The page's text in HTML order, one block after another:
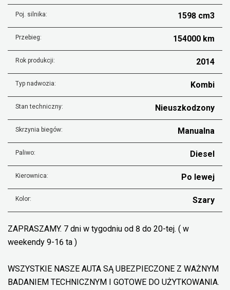
Poj. silnika: 1598 cm3
Przebieg: 154000 km
Rok produkcji: 2014
Typ nadwozia: Kombi
Stan techniczny: Nieuszkodzony
Skrzynia biegów: Manualna
Paliwo: Diesel
Kierownica: Po lewej
Kolor: Szary
ZAPRASZAMY. 7 dni w tygodniu od 8 do 20-tej. ( w
weekendy 9-16 ta )
WSZYSTKIE NASZE AUTA SĄ UBEZPIECZONE Z WAŻNYM
BADANIEM TECHNICZNYM I GOTOWE DO UŻYTKOWANIA.